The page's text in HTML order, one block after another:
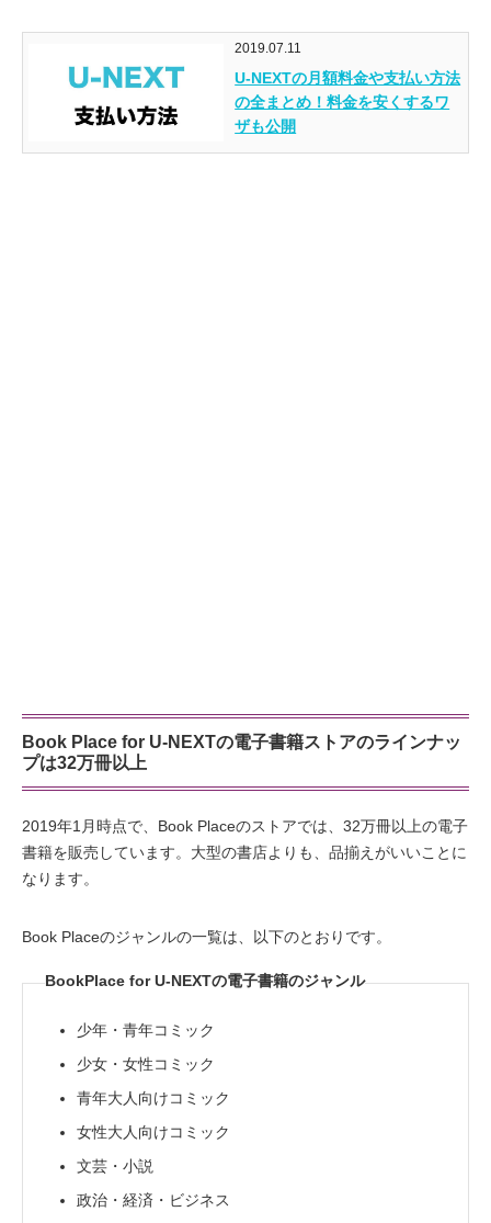
2019.07.11
U-NEXTの月額料金や支払い方法
の全まとめ！料金を安くするワ
ザも公開
Book Place for U-NEXTの電子書籍ストアのラインナッ
プは32万冊以上
2019年1月時点で、Book Placeのストアでは、32万冊以上の電子
書籍を販売しています。大型の書店よりも、品揃えがいいことに
なります。
Book Placeのジャンルの一覧は、以下のとおりです。
BookPlace for U-NEXTの電子書籍のジャンル
少年・青年コミック
少女・女性コミック
青年大人向けコミック
女性大人向けコミック
文芸・小説
政治・経済・ビジネス